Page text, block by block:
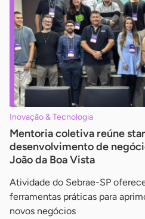
Inovação & Tecnologia
Mentoria coletiva reúne
desenvolvimento de
João da Boa Vista
Atividade do Sebrae-SP
ferramentas práticas para
novos negócios